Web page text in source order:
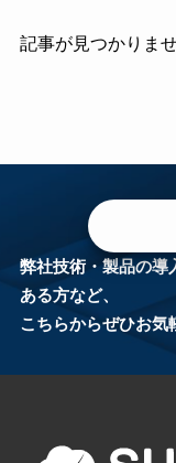
記事が見つかりま
弊社技術・製品の導
ある方など、
こちらからぜひお気